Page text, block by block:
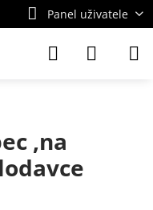
Panel uživatele
,na